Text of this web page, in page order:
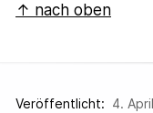
↑ nach oben
Veröffentlicht: 4.